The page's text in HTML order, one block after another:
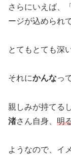
さらにいえば、
ージが込められ
とてもとても深
それにかんなっ
親しみが持てる
渚さん自身、 明
ようなので、イ